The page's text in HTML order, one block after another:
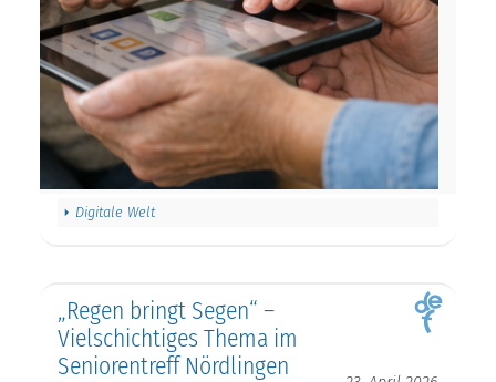
„Regen bringt Segen“ –
Vielschichtiges Thema im
Seniorentreff Nördlingen
23. April 2026